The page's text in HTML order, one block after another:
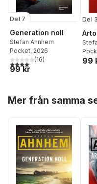
Del 7
Generation noll
Stefan Ahnhem
Pocket, 2026
4,1utav 5 stjärnor. Totalt antal
(16)
99 kr
Del 3
99
Mer från samma